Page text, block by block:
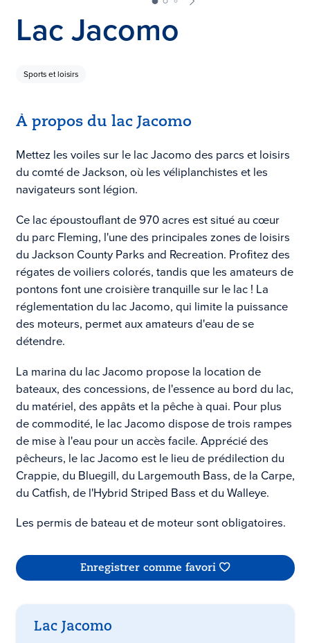
Lac Jacomo
Sports et loisirs
À propos du lac Jacomo
Mettez les voiles sur le lac Jacomo des parcs et loisirs
du comté de Jackson, où les véliplanchistes et les
navigateurs sont légion.
Ce lac époustouflant de 970 acres est situé au cœur
du parc Fleming, l'une des principales zones de loisirs
du Jackson County Parks and Recreation. Profitez des
régates de voiliers colorés, tandis que les amateurs de
pontons font une croisière tranquille sur le lac ! La
réglementation du lac Jacomo, qui limite la puissance
des moteurs, permet aux amateurs d'eau de se
détendre.
La marina du lac Jacomo propose la location de
bateaux, des concessions, de l'essence au bord du lac,
du matériel, des appâts et la pêche à quai. Pour plus
de commodité, le lac Jacomo dispose de trois rampes
de mise à l'eau pour un accès facile. Apprécié des
pêcheurs, le lac Jacomo est le lieu de prédilection du
Crappie, du Bluegill, du Largemouth Bass, de la Carpe,
du Catfish, de l'Hybrid Striped Bass et du Walleye.
Les permis de bateau et de moteur sont obligatoires.
Enregistrer comme favori
Lac Jacomo